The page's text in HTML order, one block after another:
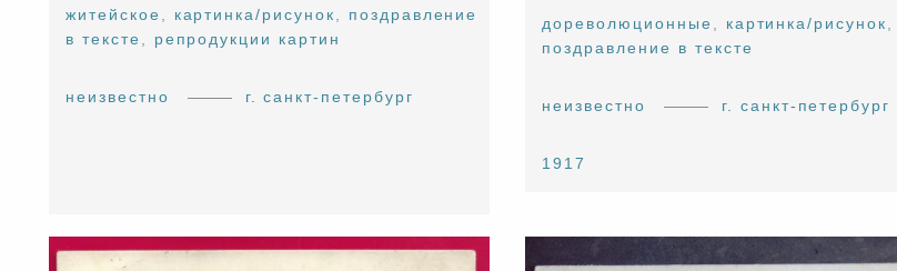
житейское
картинка/рисунок
поздравление
в тексте
репродукции картин
неизвестно г. санкт-петербург
дореволюционные картинка/рисунок
поздравление в тексте
неизвестно г. санкт-петербург
1917